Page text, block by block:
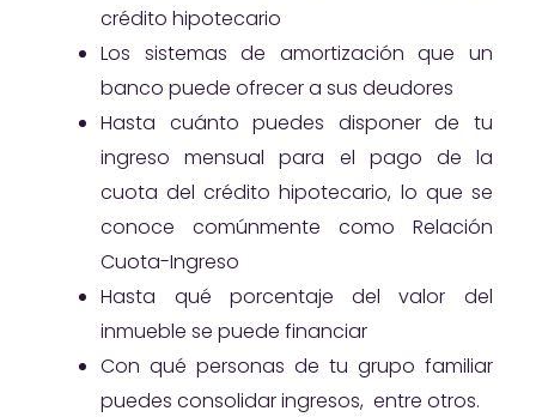
crédito hipotecario
Los sistemas de amortización que un
banco puede ofrecer a sus deudores
Hasta cuánto puedes disponer de tu
ingreso mensual para el pago de la
cuota del crédito hipotecario, lo que se
conoce comúnmente como Relación
Cuota-Ingreso
Hasta qué porcentaje del valor del
inmueble se puede financiar
Con qué personas de tu grupo familiar
puedes consolidar ingresos, entre otros.